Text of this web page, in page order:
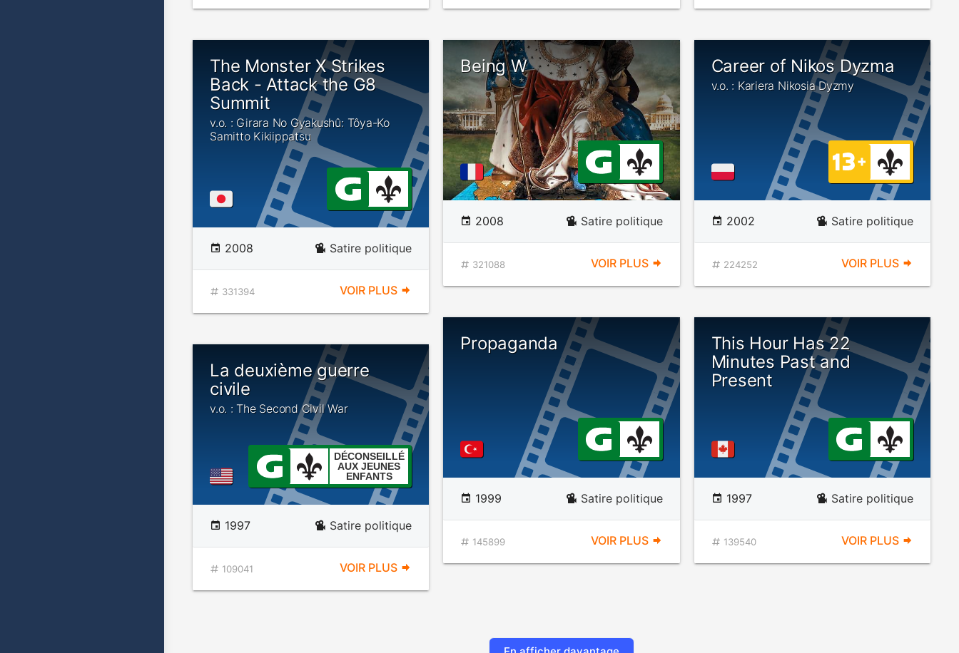
The Monster X Strikes
Back - Attack the G8
Summit
v.o. : Girara No Gyakushû: Tôya-Ko
Samitto Kikiippatsu
2008 Satire politique
331394 VOIR PLUS
Being W
2008 Satire politique
321088 VOIR PLUS
Career of Nikos Dyzma
v.o. : Kariera Nikosia Dyzmy
2002 Satire politique
224252 VOIR PLUS
Propaganda
1999 Satire politique
145899 VOIR PLUS
This Hour Has 22
Minutes Past and
Present
1997 Satire politique
139540 VOIR PLUS
La deuxième guerre
civile
v.o. : The Second Civil War
DÉCONSEILLÉ
AUX JEUNES
ENFANTS
1997 Satire politique
109041 VOIR PLUS